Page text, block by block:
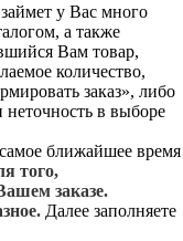
у Вас много
а также
Вам товар,
количество,
заказ», либо
неточность в выборе
ближайшее время
того,
заказе.
Далее заполняете